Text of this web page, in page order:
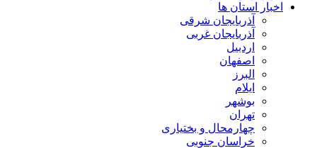
اخبار استان ها
آذربایجان شرقی
آذربایجان غربی
اردبیل
اصفهان
البرز
ایلام
بوشهر
تهران
چهارمحال و بختیاری
خراسان جنوبی